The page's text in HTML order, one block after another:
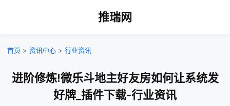
推瑞网
首页 > 资讯中心 > 行业资讯
进阶修炼!微乐斗地主好友房如何让系统发
好牌_插件下载-行业资讯